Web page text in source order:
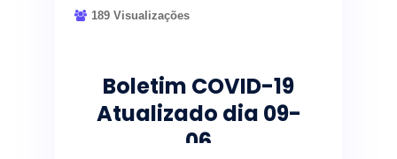
189 Visualizações
Boletim COVID-19
Atualizado dia 09-
06